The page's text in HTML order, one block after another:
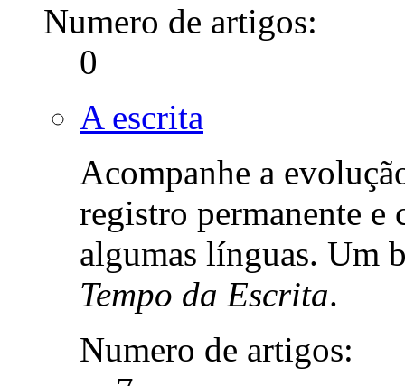
Numero de artigos:
0
A escrita
Acompanhe a
registro permanente e
algumas línguas. Um
Tempo da Escrita.
Numero de artigos: